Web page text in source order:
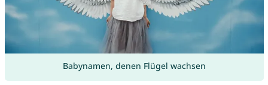
Babynamen, denen Flügel wachsen